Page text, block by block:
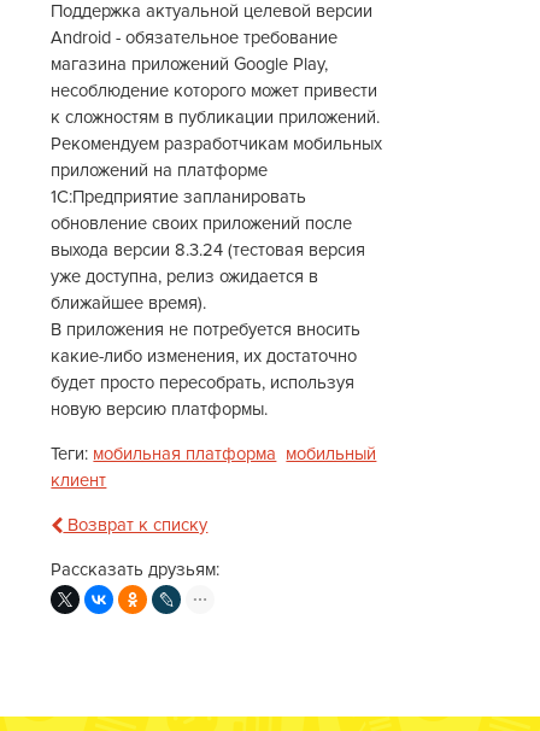
Поддержка актуальной целевой версии
Android - обязательное требование
магазина приложений Google Play,
несоблюдение которого может привести
к сложностям в публикации приложений.
Рекомендуем разработчикам мобильных
приложений на платформе
1С:Предприятие запланировать
обновление своих приложений после
выхода версии 8.3.24 (тестовая версия
уже доступна, релиз ожидается в
ближайшее время).
В приложения не потребуется вносить
какие-либо изменения, их достаточно
будет просто пересобрать, используя
новую версию платформы.
Теги: мобильная платформа мобильный
клиент
Возврат к списку
Рассказать друзьям: